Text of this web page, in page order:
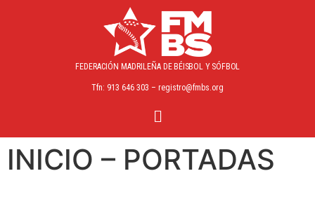
FEDERACIÓN MADRILEÑA DE BÉISBOL Y SÓFBOL
Tfn: 913 646 303 – registro@fmbs.org
INICIO – PORTADAS